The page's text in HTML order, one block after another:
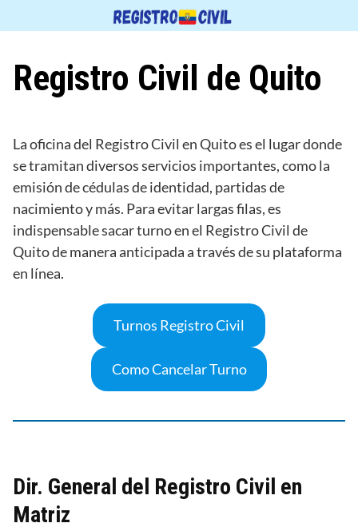
al
Registro Civil de Quito
La oficina del Registro Civil en Quito es el lugar donde
se tramitan diversos servicios importantes, como la
emisión de cédulas de identidad, partidas de
nacimiento y más. Para evitar largas filas, es
indispensable sacar turno en el Registro Civil de
Quito de manera anticipada a través de su plataforma
en línea.
Turnos Registro Civil
Como Cancelar Turno
Dir. General del Registro Civil en
Matriz